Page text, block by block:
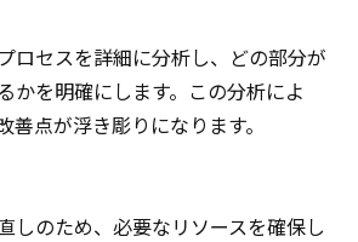
ロセスを詳細に分析し、どの部分が
かを明確にします。この分析によ
善点が浮き彫りになります。
しのため、必要なリソースを確保し